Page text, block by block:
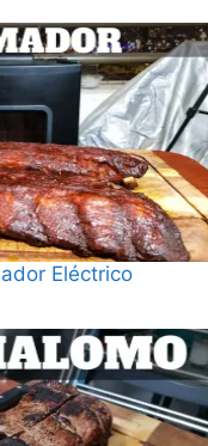
Eléctrico